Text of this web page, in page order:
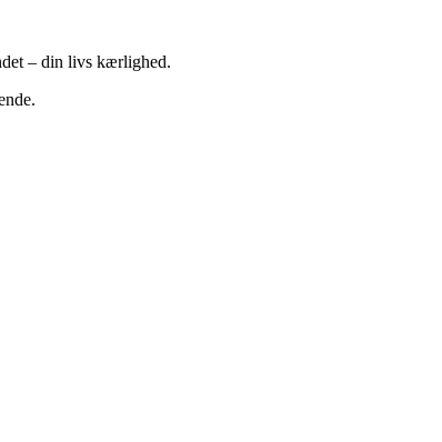
– din livs kærlighed.